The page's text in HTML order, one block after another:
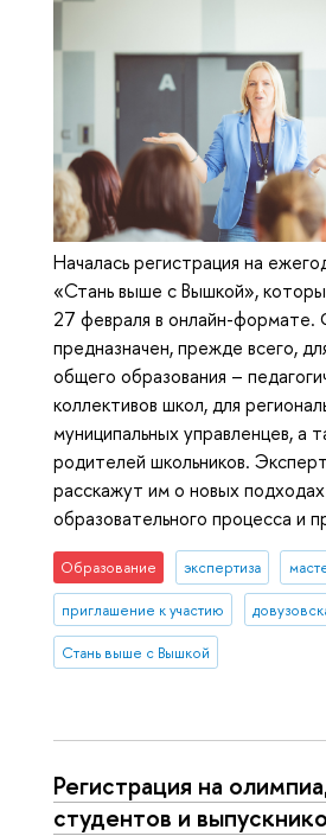
Началась регистрация на
«Стань выше с Вышкой»,
27 февраля в онлайн-
предназначен, прежде всего,
общего образования –
коллективов школ, для
муниципальных управленцев, а
родителей школьников.
расскажут им о новых подходах
образовательного процесса и
Образование экспертиза
приглашение к участию
Стань выше с Вышкой
Регистрация на
студентов и